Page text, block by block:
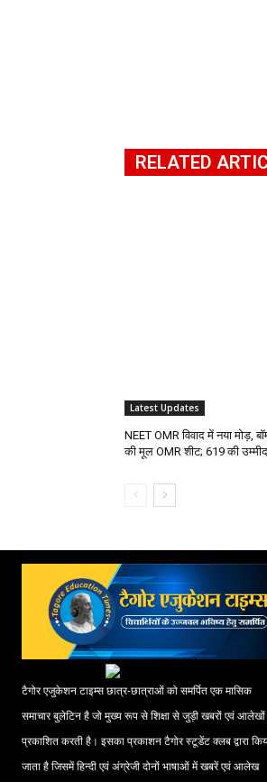
RELATED
Latest Updates
NEET OMR विवाद में नया मोड़,
की मूल OMR शीट; 619 की
टैगोर एजुकेशन टाइम्स छात्र-छात्राओं को समर्पित एक मासिक
समाचार बुलेटिन है जो मुख्य रूप से शिक्षा से जुड़ी खबरों एवं
प्रकाशित करती है। इसका प्रकाशन टैगोर स्टूडेंट क्लब द्वारा
जाता है जिसमें हिन्दी एवं अंग्रेजी दोनों भाषाओं में खबरें एवं आलेख